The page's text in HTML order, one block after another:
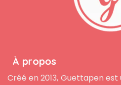
À propos
Créé en 2013, Guettapen